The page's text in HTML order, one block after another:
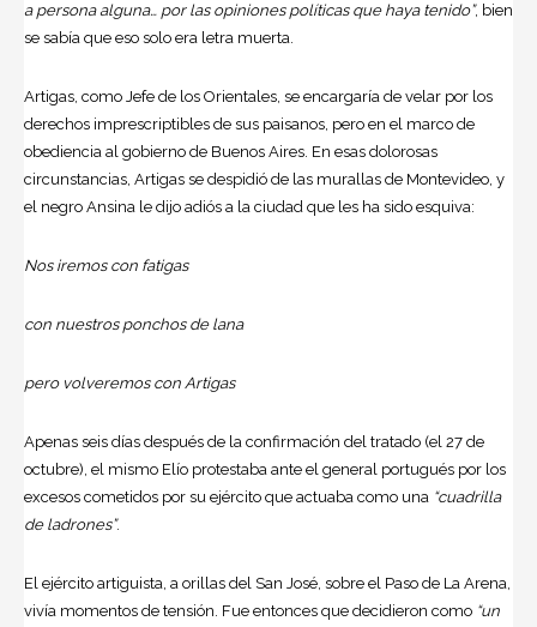
a persona alguna… por las opiniones políticas que haya tenido”, bien
se sabía que eso solo era letra muerta.
Artigas, como Jefe de los Orientales, se encargaría de velar por los
derechos imprescriptibles de sus paisanos, pero en el marco de
obediencia al gobierno de Buenos Aires. En esas dolorosas
circunstancias, Artigas se despidió de las murallas de Montevideo, y
el negro Ansina le dijo adiós a la ciudad que les ha sido esquiva:
Nos iremos con fatigas
con nuestros ponchos de lana
pero volveremos con Artigas
Apenas seis días después de la confirmación del tratado (el 27 de
octubre), el mismo Elío protestaba ante el general portugués por los
excesos cometidos por su ejército que actuaba como una “cuadrilla
de ladrones”.
El ejército artiguista, a orillas del San José, sobre el Paso de La Arena,
vivía momentos de tensión. Fue entonces que decidieron como “un